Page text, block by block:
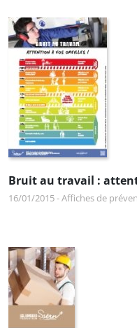
Bruit au travail :
16/01/2015-Affiches de